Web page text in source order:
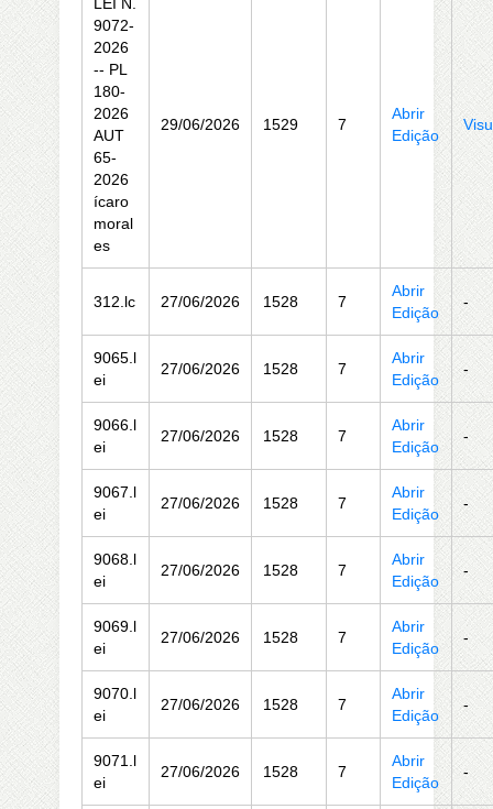
9072-
2026
-- PL
180-
2026
AUT
65-
2026
ícaro
moral
es
29/06/2026 1529 7
Abrir
Edição
312.lc 27/06/2026 1528 7
Abrir
Edição
-
9065.l
ei
27/06/2026 1528 7
Abrir
Edição
-
9066.l
ei
27/06/2026 1528 7
Abrir
Edição
-
9067.l
ei
27/06/2026 1528 7
Abrir
Edição
-
9068.l
ei
27/06/2026 1528 7
Abrir
Edição
-
9069.l
ei
27/06/2026 1528 7
Abrir
Edição
-
9070.l
ei
27/06/2026 1528 7
Abrir
Edição
-
9071.l
ei
27/06/2026 1528 7
Abrir
Edição
-